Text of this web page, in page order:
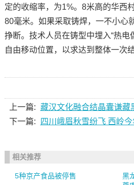
定的收缩率，为1%。8米高的华西
80毫米。如果采取铸焊，一不小心
挣断。技术人员在铸型中埋入“热电
自由移动位置，以求达到整体一次
上一篇: 藏汉文化融合结晶囊谦藏
下一篇:
四川峨眉秋雪纷飞 西岭
相关推荐
5种京产食品被停售
黑